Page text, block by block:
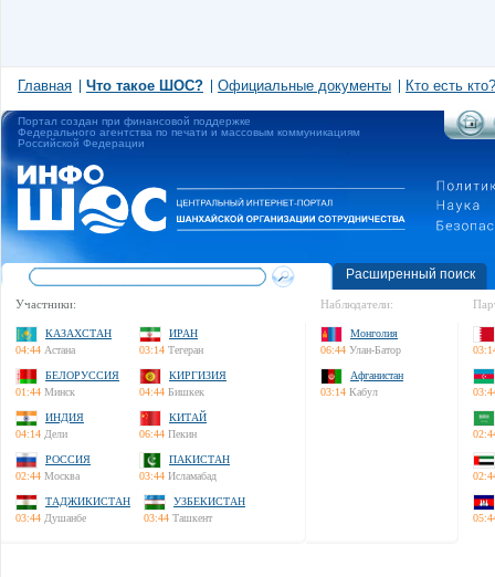
Главная Что такое ШОС? Официальные документы Кто есть кто?
Портал создан при финансовой поддержке
Федерального агентства по печати и массовым коммуникациям
Российской Федерации
Расширенный поиск
Участники:
КАЗАХСТАН
04:44 Астана
ИРАН
03:14 Тегеран
БЕЛОРУССИЯ
01:44 Минск
КИРГИЗИЯ
04:44 Бишкек
ИНДИЯ
04:14 Дели
КИТАЙ
06:44 Пекин
РОССИЯ
02:44 Москва
ПАКИСТАН
03:44 Исламабад
ТАДЖИКИСТАН
03:44 Душанбе
УЗБЕКИСТАН
03:44 Ташкент
Наблюдатели:
Монголия
06:44 Улан-Батор
Афганистан
03:14 Кабул